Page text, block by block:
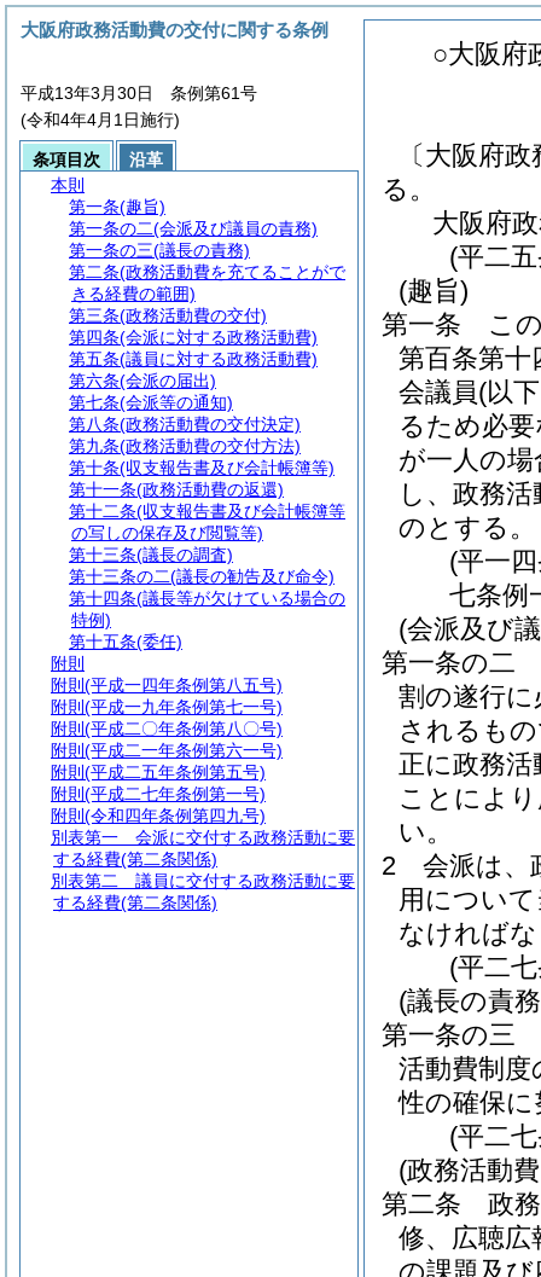
○大阪府
〔大阪府
る。
大阪府
(平二
(趣旨)
第一条
こ
第百条第
会議員(以
るため必
が一人の
し、政務
のとする。
(平一
七条例
(会派及び
第一条の二
割の遂行
されるも
正に政務
ことによ
い。
2
会派は、
用につい
なければ
(平二
(議長の責
第一条の三
活動費制
性の確保
(平二
(政務活動
第二条
政
修、広聴広
大阪府政務活動費の交付に関する条例
平成13年3月30日 条例第61号
(令和4年4月1日施行)
条項目次
沿革
本則
第一条(趣旨)
第一条の二(会派及び議員の責務)
第一条の三(議長の責務)
第二条(政務活動費を充てることがで
きる経費の範囲)
第三条(政務活動費の交付)
第四条(会派に対する政務活動費)
第五条(議員に対する政務活動費)
第六条(会派の届出)
第七条(会派等の通知)
第八条(政務活動費の交付決定)
第九条(政務活動費の交付方法)
第十条(収支報告書及び会計帳簿等)
第十一条(政務活動費の返還)
第十二条(収支報告書及び会計帳簿等
の写しの保存及び閲覧等)
第十三条(議長の調査)
第十三条の二(議長の勧告及び命令)
第十四条(議長等が欠けている場合の
特例)
第十五条(委任)
附則
附則 (平成一四年条例第八五号)
附則 (平成一九年条例第七一号)
附則 (平成二〇年条例第八〇号)
附則 (平成二一年条例第六一号)
附則 (平成二五年条例第五号)
附則 (平成二七年条例第一号)
附則 (令和四年条例第四九号)
別表第一 会派に交付する政務活動に要
する経費(第二条関係)
別表第二
議員に交付する政務活動に要
する経費(第二条関係)